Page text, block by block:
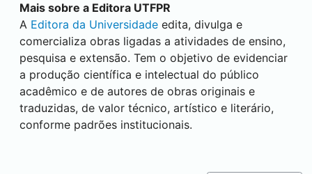
Mais sobre a Editora UTFPR
A Editora da Universidade edita, divulga e
comercializa obras ligadas a atividades de ensino,
pesquisa e extensão. Tem o objetivo de evidenciar
a produção científica e intelectual do público
acadêmico e de autores de obras originais e
traduzidas, de valor técnico, artístico e literário,
conforme padrões institucionais.